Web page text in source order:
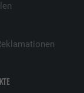
auf den